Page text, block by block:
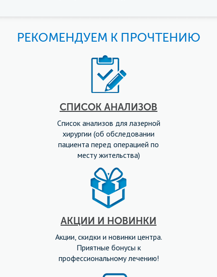
РЕКОМЕНДУЕМ К ПРОЧТЕНИЮ
СПИСОК АНАЛИЗОВ
Список анализов для лазерной
хирургии (об обследовании
пациента перед операцией по
месту жительства)
АКЦИИ И НОВИНКИ
Акции, скидки и новинки центра.
Приятные бонусы к
профессиональному лечению!